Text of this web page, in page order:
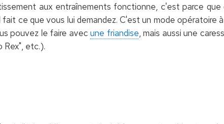
aux entraînements fonctionne, c'est parce
ce que vous lui demandez. C'est un mode opératoire
pouvez le faire avecune friandise, mais aussi une
Rex", etc.).